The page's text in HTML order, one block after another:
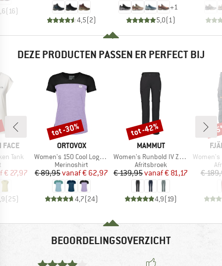
( 16)
4,5(2)
+1
5,0( 1)
DEZE PRODUCTEN PASSEN ER PERFECT BIJ
FACE
Tank
prijs
€ 27,97
(25)
MERK
ORTOVOX
Artikel
Women's 150 Cool Logo T-Shirt
Productgroep
Merinoshirt
Prijs
€ 89,95 Verlaagde prijs
vanaf€ 62,97
4,7(24)
Korting
tot -30%
MERK
MAMMUT
Artikel
Women's Runbold IV Zip Off Pants
Productgroep
Afritsbroek
Prijs
€ 139,95 Verlaagde prijs
vanaf€ 81,17
4,9(19)
Korting
tot -42%
Artikel
Women's
€
-
BEOORDELINGSOVERZICHT